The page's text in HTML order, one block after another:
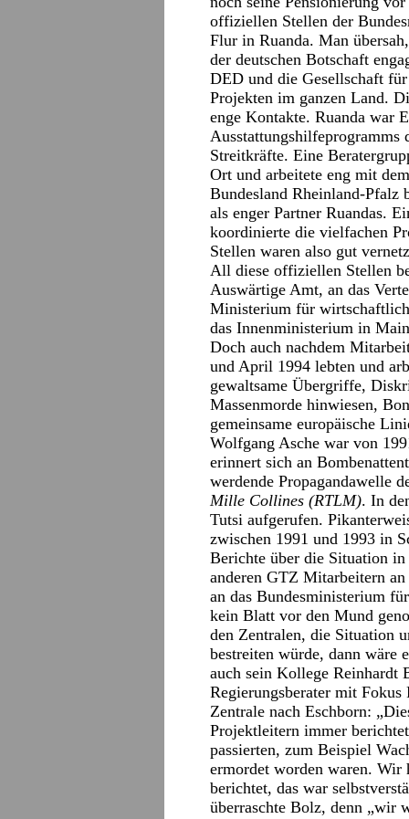
offiziellen Stellen der
Flur in Ruanda. Man
der deutschen Botschaft
DED und die Gesellschaft
Projekten im ganzen Land.
enge Kontakte. Ruanda war
Ausstattungshilfeprogramms
Streitkräfte. Eine
Ort und arbeitete eng mit
Bundesland Rheinland-Pfalz
als enger Partner Ruandas.
koordinierte die vielfachen
Stellen waren also gut
All diese offiziellen Stellen
Auswärtige Amt, an das
Ministerium für
das Innenministerium in
Doch auch nachdem
und April 1994 lebten und
gewaltsame Übergriffe,
Massenmorde hinwiesen,
gemeinsame europäische
Wolfgang Asche war von
erinnert sich an
werdende Propagandawelle
Mille Collines (RTLM). In
Tutsi aufgerufen.
zwischen 1991 und 1993 in
Berichte über die Situation
anderen GTZ Mitarbeitern
an das Bundesministerium
kein Blatt vor den Mund
den Zentralen, die Situation
bestreiten würde, dann wäre
auch sein Kollege Reinhardt
Regierungsberater mit
Zentrale nach Eschborn:
Projektleitern immer
passierten, zum Beispiel
ermordet worden waren. Wir
berichtet, das war
überraschte Bolz, denn „wir